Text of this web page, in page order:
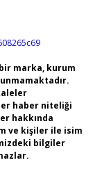
marka, kurum
haber niteliği
hakkında
ve kişiler ile isim
bilgiler